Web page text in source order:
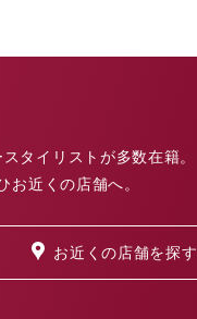
タイリストが多数在籍。
お近くの店舗へ。
お近くの店舗を探す